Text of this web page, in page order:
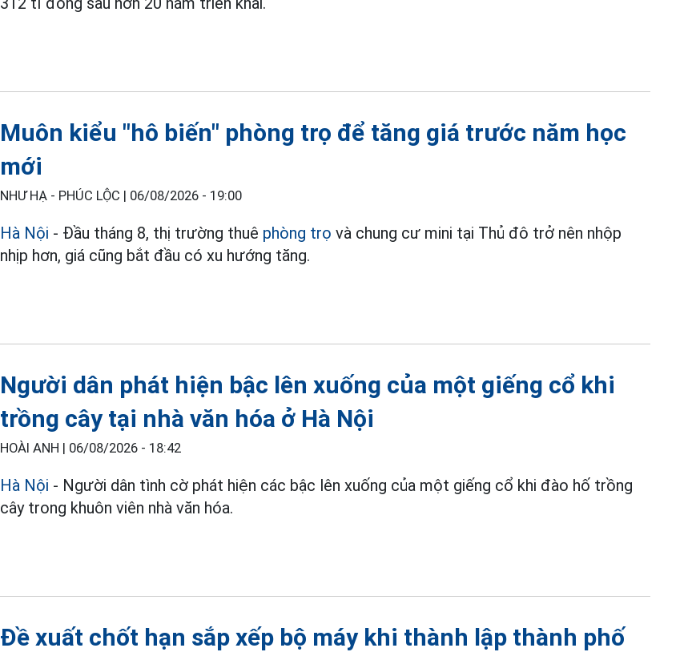
Muôn kiểu "hô biến" phòng trọ để tăng giá trước năm học
mới
NHƯ HẠ - PHÚC LỘC | 06/08/2026 - 19:00
Hà Nội - Đầu tháng 8, thị trường thuê phòng trọ và chung cư mini tại Thủ đô trở nên nhộp
nhịp hơn, giá cũng bắt đầu có xu hướng tăng.
Người dân phát hiện bậc lên xuống của một giếng cổ khi
trồng cây tại nhà văn hóa ở Hà Nội
HOÀI ANH | 06/08/2026 - 18:42
Hà Nội - Người dân tình cờ phát hiện các bậc lên xuống của một giếng cổ khi đào hố trồng
cây trong khuôn viên nhà văn hóa.
Đề xuất chốt hạn sắp xếp bộ máy khi thành lập thành phố